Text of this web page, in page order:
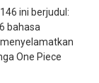
ini berjudul:
bahasa
One Piece